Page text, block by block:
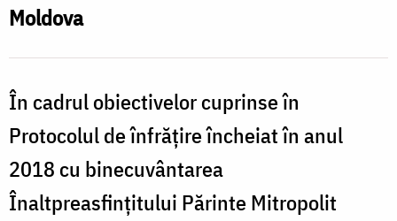
Moldova
Moldova
În cadrul obiectivelor cuprinse în
Protocolul de înfrățire încheiat în anul
2018 cu binecuvântarea
Înaltpreasfințitului Părinte Mitropolit